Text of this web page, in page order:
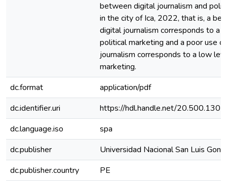
between digital journalism and
in the city of Ica, 2022, that is, a
digital journalism corresponds to a
political marketing and a poor use
journalism corresponds to a low
marketing.
dc.format
application/pdf
dc.identifier.uri
https://hdl.handle.net/
dc.language.iso
spa
dc.publisher
Universidad Nacional San Luis
dc.publisher.country
PE